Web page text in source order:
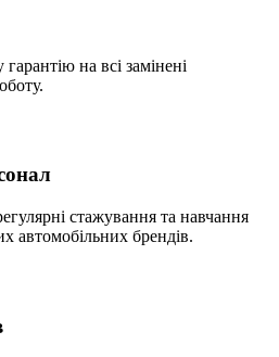
на всі замінені
стажування та навчання
автомобільних брендів.